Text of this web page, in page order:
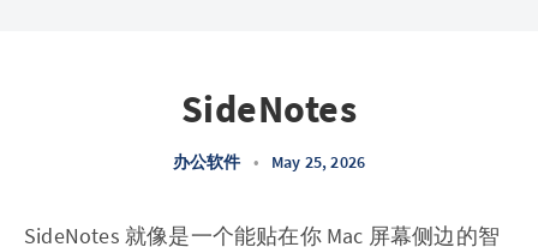
SideNotes
办公软件 • May 25, 2026
SideNotes 就像是一个能贴在你 Mac 屏幕侧边的智